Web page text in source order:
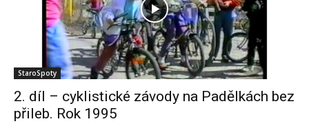
StaroSpoty
2. díl – cyklistické závody na Padělkách bez
přileb. Rok 1995